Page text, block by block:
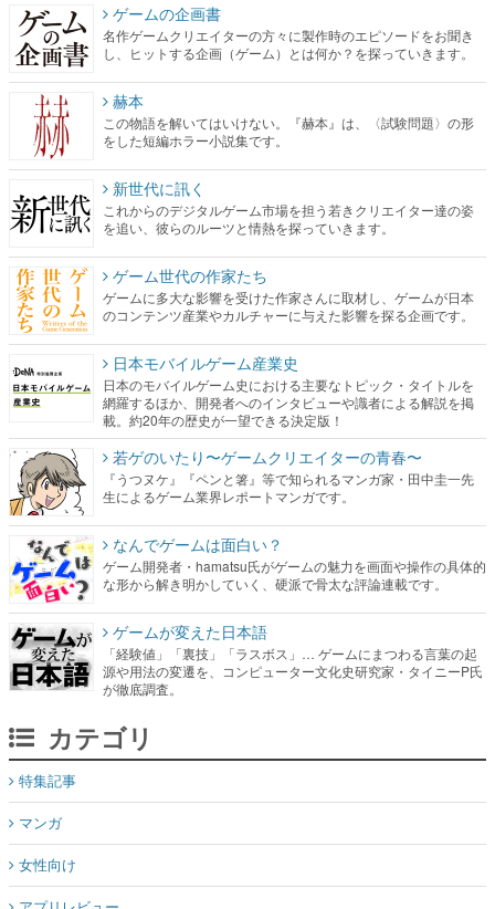
ゲームの企画書
名作ゲームクリエイターの方々に製作時のエピソードをお聞き
し、ヒットする企画（ゲーム）とは何か？を探っていきます。
赫本
この物語を解いてはいけない。『赫本』は、〈試験問題〉の形
をした短編ホラー小説集です。
新世代に訊く
これからのデジタルゲーム市場を担う若きクリエイター達の姿
を追い、彼らのルーツと情熱を探っていきます。
ゲーム世代の作家たち
ゲームに多大な影響を受けた作家さんに取材し、ゲームが日本
のコンテンツ産業やカルチャーに与えた影響を探る企画です。
日本モバイルゲーム産業史
日本のモバイルゲーム史における主要なトピック・タイトルを
網羅するほか、開発者へのインタビューや識者による解説を掲
載。約20年の歴史が一望できる決定版！
若ゲのいたり〜ゲームクリエイターの青春〜
『うつヌケ』『ペンと箸』等で知られるマンガ家・田中圭一先
生によるゲーム業界レポートマンガです。
なんでゲームは面白い？
ゲーム開発者・hamatsu氏がゲームの魅力を画面や操作の具体的
な形から解き明かしていく、硬派で骨太な評論連載です。
ゲームが変えた日本語
「経験値」「裏技」「ラスボス」… ゲームにまつわる言葉の起
源や用法の変遷を、コンピューター文化史研究家・タイニーP氏
が徹底調査。
カテゴリ
特集記事
マンガ
女性向け